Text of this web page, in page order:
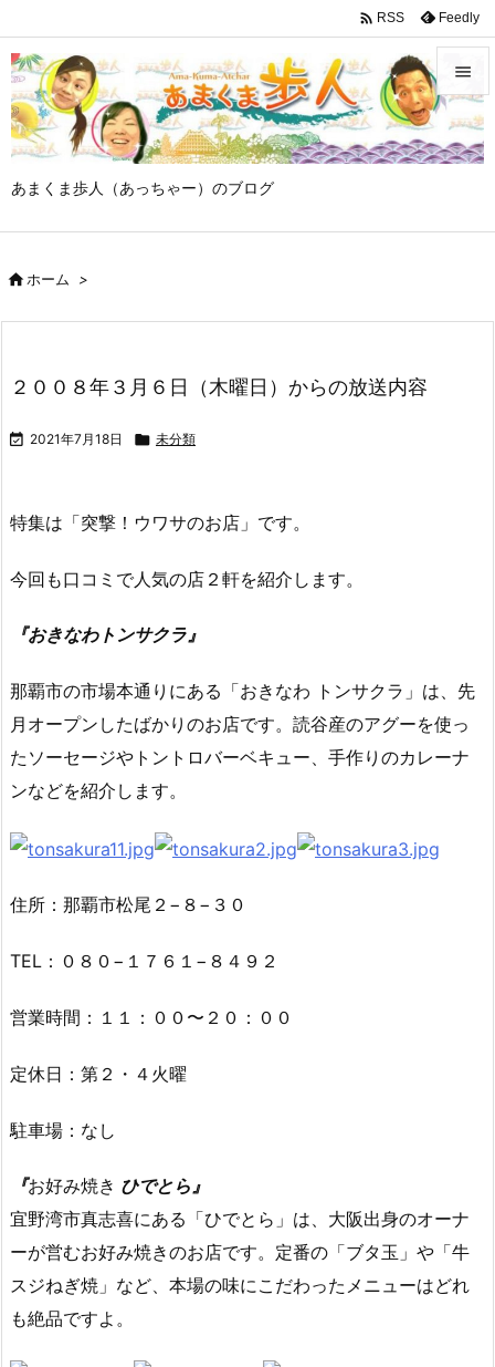
あまくま歩人（あっちゃー）のブログ


メニュ

 RSS Feedly
ホーム >
２００８年３月６日（木曜日）からの放送内容
 2021年7月18日  未分類
特集は「突撃！ウワサのお店」です。
今回も口コミで人気の店２軒を紹介します。
『おきなわトンサクラ』
那覇市の市場本通りにある「おきなわ トンサクラ」は、先
月オープンしたばかりのお店です。読谷産のアグーを使っ
たソーセージやトントロバーベキュー、手作りのカレーナ
ンなどを紹介します。
住所：那覇市松尾２−８−３０
TEL：０８０−１７６１−８４９２
営業時間：１１：００〜２０：００
定休日：第２・４火曜
駐車場：なし
『お好み焼き ひでとら』
宜野湾市真志喜にある「ひでとら」は、大阪出身のオーナ
ーが営むお好み焼きのお店です。定番の「ブタ玉」や「牛
スジねぎ焼」など、本場の味にこだわったメニューはどれ
も絶品ですよ。